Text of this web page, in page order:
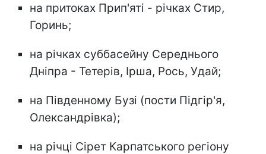
на притоках Прип'яті - річках Стир,
Горинь;
на річках суббасейну Середнього
Дніпра - Тетерів, Ірша, Рось, Удай;
на Південному Бузі (пости Підгір'я,
Олександрівка);
на річці Сірет Карпатського регіону